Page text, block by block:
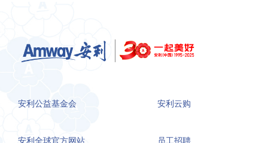
安利公益基金会
安利全球官方网站
安利云购
员工招聘